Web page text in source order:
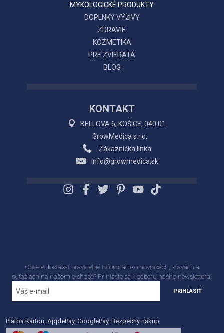
MYKOLOGICKÉ PRODUKTY
DOPLNKY VÝŽIVY
ZDRAVIE
KOZMETIKA
PRE ZVIERATÁ
BLOG
KONTAKT
BELLOVA 6, KOŠICE, 040 01
GrowMedica s.r.o.
Zákaznícka linka
info@growmedica.sk
Chcete dostávať pravidelné informácie o novinkách, zľavách a
súťažiach na našom e-shope? Príhláste sa k odberu nášho newslettera!
PRIHLÁSIŤ
Platba Kartou, ApplePay, GooglePay, Bezpečný nákup